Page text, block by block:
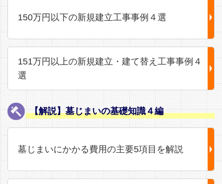
150万円以下の新規建立工事事例４選
151万円以上の新規建立・建て替え工事事例４
選
【解説】墓じまいの基礎知識４編
墓じまいにかかる費用の主要5項目を解説